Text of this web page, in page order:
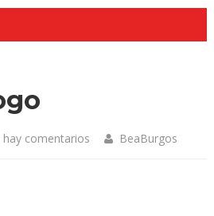
hay comentarios BeaBurgos